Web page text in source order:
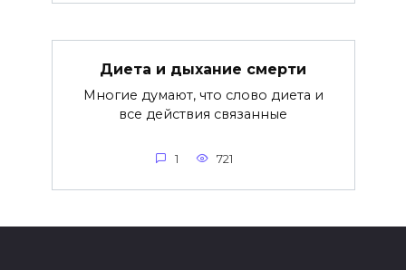
Диета и дыхание смерти
Многие думают, что слово диета и
все действия связанные
1 721